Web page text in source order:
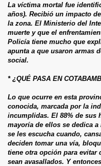
La víctima mortal fue
años). Recibió un impacto
la zona. El Ministerio del
muerte y que el
Policía tiene mucho que
apunta a que usaron armas
social.
* ¿QUÉ PASA EN
Lo que ocurre en esta
conocida, marcada por la
incumplidas. El 88% de sus
mayoría de ellos se dedica
se les escucha cuando,
deciden tomar una vía,
tiene otra opción para evitar
sean avasallados. Y